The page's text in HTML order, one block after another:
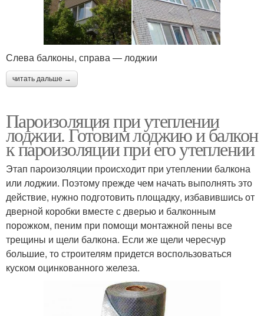
Слева балконы, справа — лоджии
читать дальше →
Пароизоляция при утеплении
лоджии. Готовим лоджию и балкон
к пароизоляции при его утеплении
Этап пароизоляции происходит при утеплении балкона
или лоджии. Поэтому прежде чем начать выполнять это
действие, нужно подготовить площадку, избавившись от
дверной коробки вместе с дверью и балконным
порожком, пеним при помощи монтажной пены все
трещины и щели балкона. Если же щели чересчур
большие, то строителям придется воспользоваться
куском оцинкованного железа.